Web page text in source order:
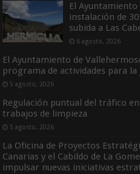
El
instalación de
subida a Las
6 agosto, 2026
El Ayuntamiento de
programa de actividades para
5 agosto, 2026
Regulación puntual del tráfico
trabajos de limpieza
5 agosto, 2026
La Oficina de Proyectos
Canarias y el Cabildo de La
impulsar nuevas iniciativas